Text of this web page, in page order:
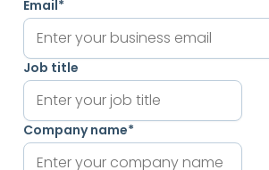
Email*
Job title
Company name*